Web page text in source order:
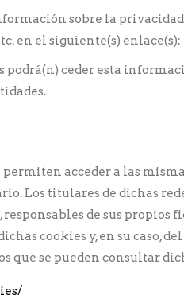
sobre la
en el siguiente(s) enlace(s):
ceder esta
acceder a las
Los titulares de dichas
responsables de sus
cookies y, en su caso,
se pueden consultar